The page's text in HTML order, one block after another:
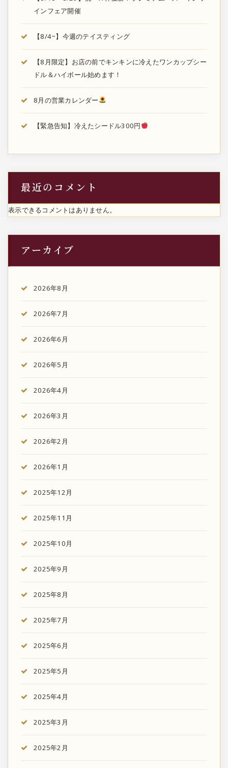
インフェア開催
【8/4~】今週のテイスティング
【8月限定】お店の前でキンキンに冷えたワンカップシー
ドル＆ハイボール始めます！
8月の営業カレンダー
【緊急告知】冷えたシードル300円
最近のコメント
表示できるコメントはありません。
アーカイブ
2026年8月
2026年7月
2026年6月
2026年5月
2026年4月
2026年3月
2026年2月
2026年1月
2025年12月
2025年11月
2025年10月
2025年9月
2025年8月
2025年7月
2025年6月
2025年5月
2025年4月
2025年3月
2025年2月